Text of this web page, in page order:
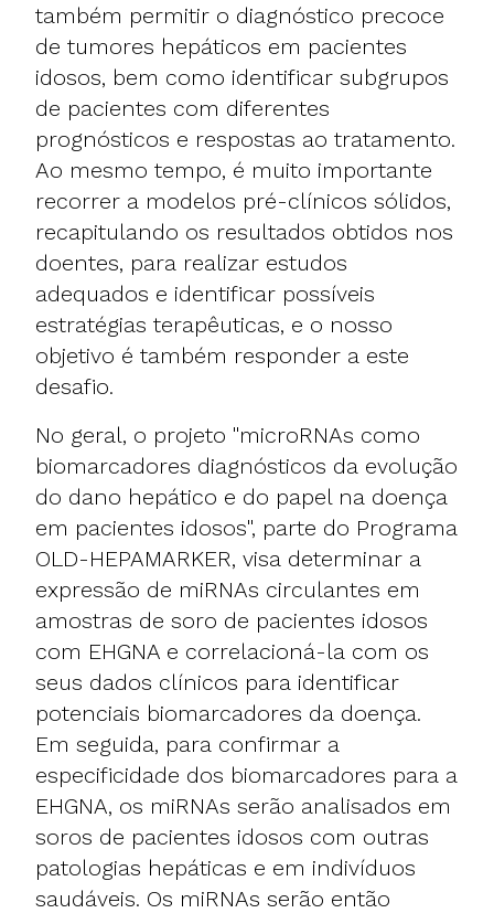
também permitir o diagnóstico precoce
de tumores hepáticos em pacientes
idosos, bem como identificar subgrupos
de pacientes com diferentes
prognósticos e respostas ao tratamento.
Ao mesmo tempo, é muito importante
recorrer a modelos pré-clínicos sólidos,
recapitulando os resultados obtidos nos
doentes, para realizar estudos
adequados e identificar possíveis
estratégias terapêuticas, e o nosso
objetivo é também responder a este
desafio.
No geral, o projeto "microRNAs como
biomarcadores diagnósticos da evolução
do dano hepático e do papel na doença
em pacientes idosos", parte do Programa
OLD-HEPAMARKER, visa determinar a
expressão de miRNAs circulantes em
amostras de soro de pacientes idosos
com EHGNA e correlacioná-la com os
seus dados clínicos para identificar
potenciais biomarcadores da doença.
Em seguida, para confirmar a
especificidade dos biomarcadores para a
EHGNA, os miRNAs serão analisados em
soros de pacientes idosos com outras
patologias hepáticas e em indivíduos
saudáveis. Os miRNAs serão então